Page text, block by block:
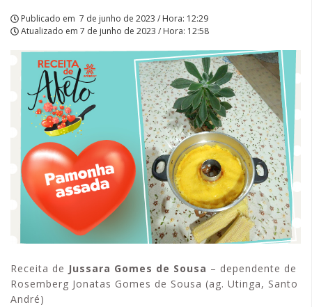
Publicado em 7 de junho de 2023 / Hora: 12:29
Atualizado em 7 de junho de 2023 / Hora: 12:58
Receita de Jussara Gomes de Sousa – dependente de
Rosemberg Jonatas Gomes de Sousa (ag. Utinga, Santo
André)